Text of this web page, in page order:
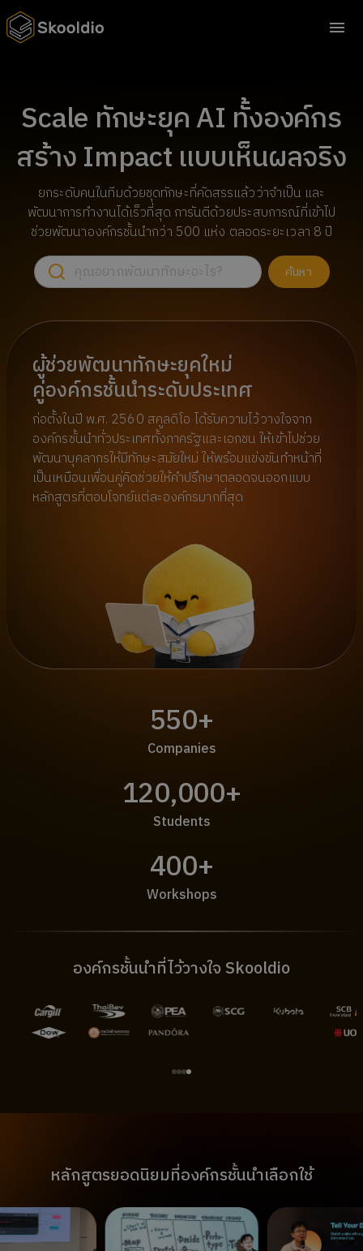
Scale ทักษะยุค AI ทั้งองค์กร
สร้าง Impact แบบเห็นผลจริง
ยกระดับคนในทีมด้วยชุดทักษะที่คัดสรรแล้วว่าจำเป็น และ
พัฒนาการทำงานได้เร็วที่สุด การันตีด้วยประสบการณ์ที่เข้าไป
ช่วยพัฒนาองค์กรชั้นนำกว่า 500 แห่ง ตลอดระยะเวลา 8 ปี
ค้นหา
ผู้ช่วยพัฒนาทักษะยุคใหม่
คู่องค์กรชั้นนำระดับประเทศ
ก่อตั้งในปี พ.ศ. 2560 สคูลดิโอ ได้รับความไว้วางใจจาก
องค์กรชั้นนำทั่วประเทศทั้งภาครัฐและเอกชน ให้เข้าไปช่วย
พัฒนาบุคลากรให้มีทักษะสมัยใหม่ ให้พร้อมแข่งขันทำหน้าที่
เป็นเหมือนเพื่อนคู่คิดช่วยให้คำปรึกษาตลอดจนออกแบบ
หลักสูตรที่ตอบโจทย์แต่ละองค์กรมากที่สุด
550+
Companies
120,000+
Students
400+
Workshops
องค์กรชั้นนำที่ไว้วางใจ Skooldio
หลักสูตรยอดนิยมที่องค์กรชั้นนำเลือกใช้